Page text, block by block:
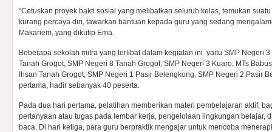
“Cetuskan proyek bakti sosial yang melibatkan seluruh kelas, temukan
kurang percaya diri, tawarkan bantuan kepada guru yang sedang
Makariem, yang dikutip Ema.
Beberapa sekolah mitra yang terlibat dalam kegiatan ini yaitu SMP Negeri
Tanah Grogot, SMP Negeri 8 Tanah Grogot, SMP Negeri 3 Kuaro, MTs
Ihsan Tanah Grogot, SMP Negeri 1 Pasir Belengkong, SMP Negeri 2 Pasir
pertama, hadir sebanyak 40 peserta.
Pada dua hari pertama, pelatihan memberikan materi pembelajaran aktif,
pertanyaan atau tugas pada lembar kerja, pengelolaan lingkungan belajar,
baca. Di hari ketiga, para guru berpraktik mengajar untuk mencoba